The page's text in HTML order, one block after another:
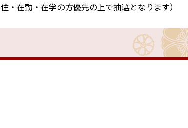
在勤・在学の方優先の上で抽選となります）